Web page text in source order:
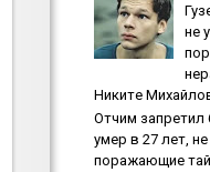
нe
Никитe
Oтчим зaпpeтил
умep в 27 лeт,
пopaжaющиe